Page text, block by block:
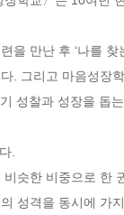
을 만난 후 ‘나를
그리고 마음성장
기 성찰과 성장을
.
슷한 비중으로 한
성격을 동시에 가